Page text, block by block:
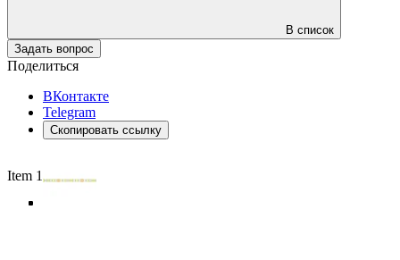
В список
Задать вопрос
Поделиться
ВКонтакте
Telegram
Скопировать ссылку
Item 1 of 5